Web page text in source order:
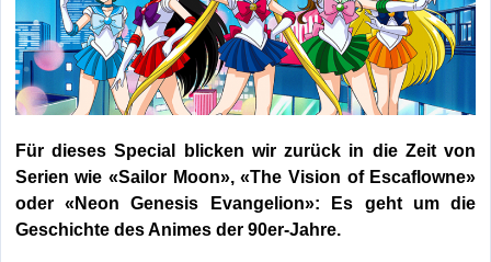
Für dieses Special blicken wir zurück in die Zeit von
Serien wie «Sailor Moon», «The Vision of Escaflowne»
oder «Neon Genesis Evangelion»: Es geht um die
Geschichte des Animes der 90er-Jahre.